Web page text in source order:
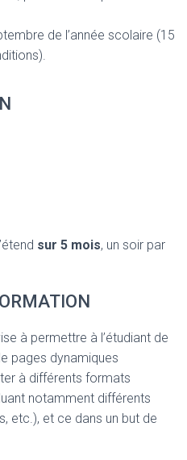
de l’année scolaire (15
sur 5 mois, un soir par
à permettre à l’étudiant de
pages dynamiques
à différents formats
notamment différents
etc.), et ce dans un but de